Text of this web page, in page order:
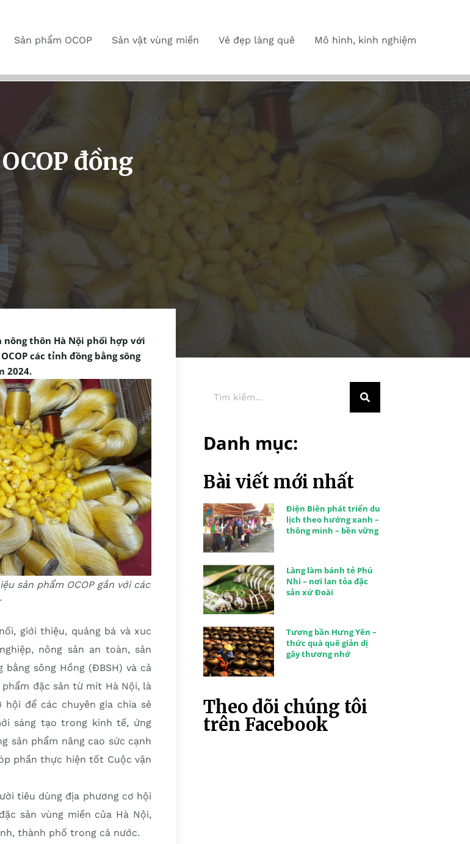
Sản phẩm OCOP Sản vật vùng miền Vẻ đẹp làng quê Mô hình, kinh nghiệm
đồng
nông thôn Hà Nội phối hợp với
các tỉnh đồng bằng sông
2024.
sản phẩm OCOP gắn với các
giới thiệu, quảng bá và xuc
nông sản an toàn, sản
sông Hồng (ĐBSH) và cả
đặc sản từ mít Hà Nội, là
hội để các chuyên gia chia sẻ
sáng tạo trong kinh tế, ứng
sản phẩm nâng cao sức cạnh
phần thực hiện tốt Cuộc vận
tiêu dùng địa phương cơ hội
sản vùng miền của Hà Nội,
thành phố trong cả nước.
Danh mục:
Bài viết mới nhất
Điện Biên phát triển du
lịch theo hướng xanh –
thông minh – bền vững
Làng làm bánh tẻ Phú
Nhi – nơi lan tỏa đặc
sản xứ Đoài
Tương bần Hưng Yên –
thức quà quê giản dị
gây thương nhớ
Theo dõi chúng tôi
trên Facebook